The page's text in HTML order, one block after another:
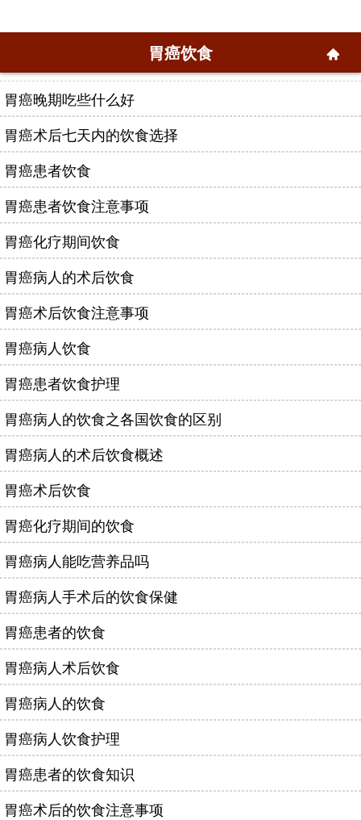
胃癌饮食
胃癌晚期吃些什么好
胃癌术后七天内的饮食选择
胃癌患者饮食
胃癌患者饮食注意事项
胃癌化疗期间饮食
胃癌病人的术后饮食
胃癌术后饮食注意事项
胃癌病人饮食
胃癌患者饮食护理
胃癌病人的饮食之各国饮食的区别
胃癌病人的术后饮食概述
胃癌术后饮食
胃癌化疗期间的饮食
胃癌病人能吃营养品吗
胃癌病人手术后的饮食保健
胃癌患者的饮食
胃癌病人术后饮食
胃癌病人的饮食
胃癌病人饮食护理
胃癌患者的饮食知识
胃癌术后的饮食注意事项